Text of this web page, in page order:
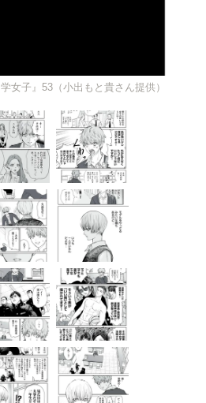
女子』53（小出もと貴さん提供）